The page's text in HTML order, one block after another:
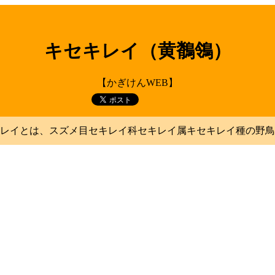
キセキレイ（黄鶺鴒）
【かぎけんWEB】
イとは、スズメ目セキレイ科セキレイ属キセキレイ種の野